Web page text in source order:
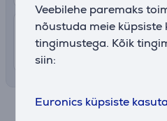
Veebilehe paremaks
nõustuda meie küpsiste
tingimustega. Kõik
siin:
Euronics küpsiste
Transport tuppa
11. - 13. august